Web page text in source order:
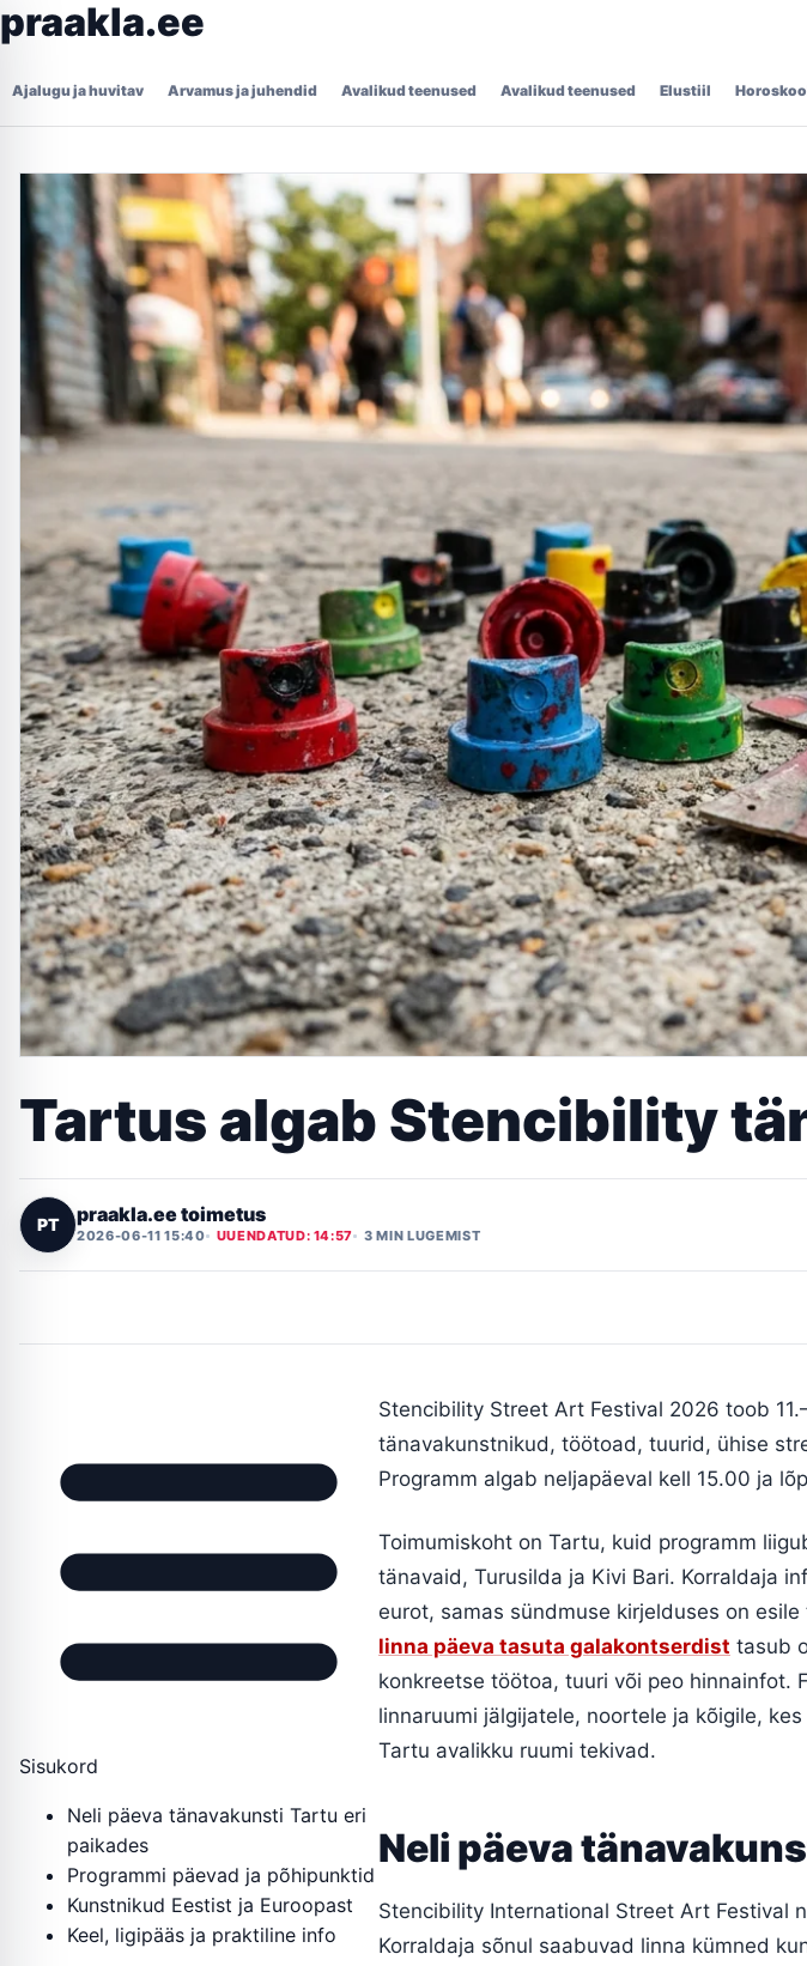
praakla.ee
Ajalugu ja huvitav Arvamus ja juhendid Avalikud teenused Avalikud teenused Elustiil
Tartus algab Stencibility
PT praakla.ee toimetus
2026-06-11 15:40 UUENDATUD: 14:57 3 MIN LUGEMIST
Sisukord
Neli päeva tänavakunsti Tartu eri
paikades
Programmi päevad ja põhipunktid
Kunstnikud Eestist ja Euroopast
Keel, ligipääs ja praktiline info
Stencibility Street Art Festival 2026 toob
tänavakunstnikud, töötoad, tuurid, ühise
Programm algab neljapäeval kell 15.00 ja
Toimumiskoht on Tartu, kuid programm
tänavaid, Turusilda ja Kivi Bari. Korraldaja
eurot, samas sündmuse kirjelduses on
linna päeva tasuta galakontserdist tasub
konkreetse töötoa, tuuri või peo hinnainfot.
linnaruumi jälgijatele, noortele ja kõigile,
Tartu avalikku ruumi tekivad.
Neli päeva
Stencibility International Street Art Festival
Korraldaja sõnul saabuvad linna kümned